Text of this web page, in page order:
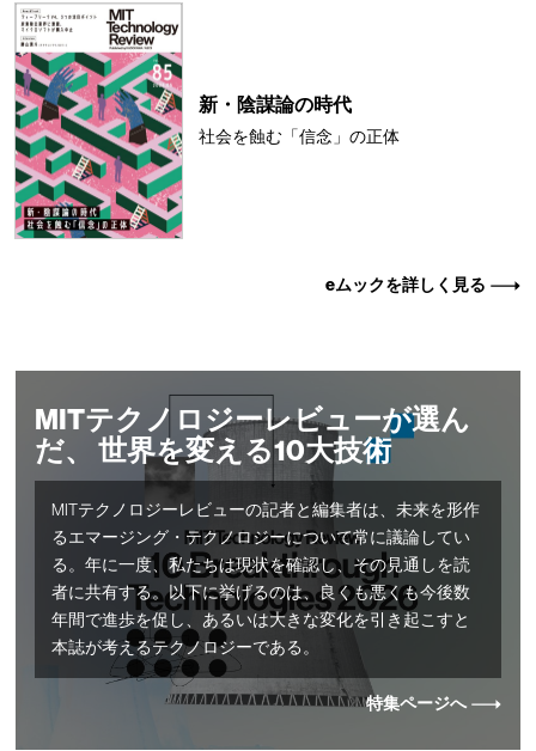
新・陰謀論の時代
社会を蝕む「信念」の正体
eムックを詳しく見る
MITテクノロジーレビューが選ん
だ、 世界を変える10大技術
MITテクノロジーレビューの記者と編集者は、未来を形作
るエマージング・テクノロジーについて常に議論してい
る。年に一度、私たちは現状を確認し、その見通しを読
者に共有する。以下に挙げるのは、良くも悪くも今後数
年間で進歩を促し、あるいは大きな変化を引き起こすと
本誌が考えるテクノロジーである。
特集ページへ